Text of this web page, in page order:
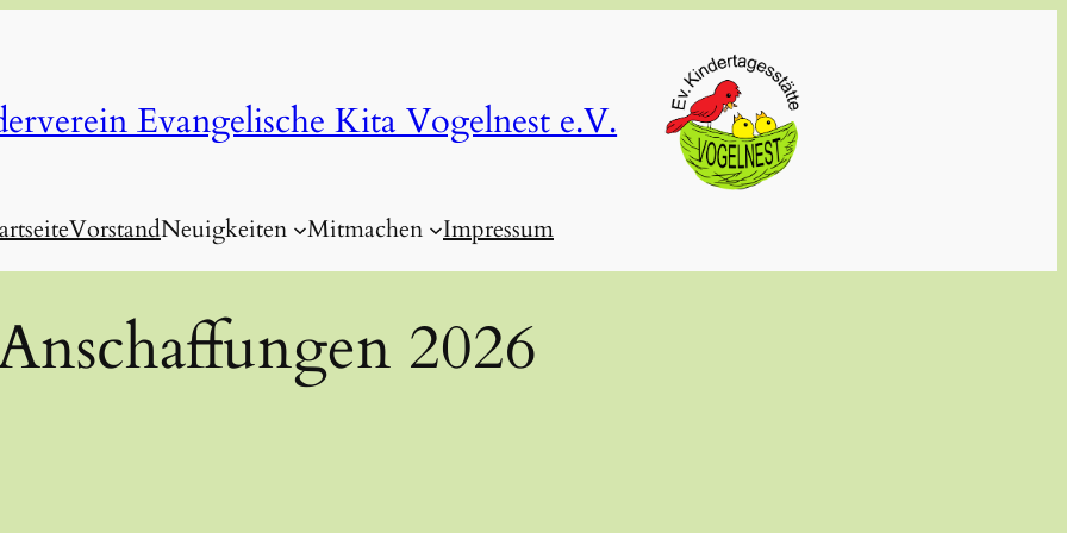
Evangelische Kita Vogelnest e.V.
VorstandNeuigkeiten Mitmachen Impressum
2026